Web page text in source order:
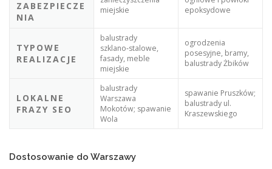
ZABEZPIECZE
NIA
miejskie
epoksydowe
TYPOWE
REALIZACJE
balustrady
szklano‑stalowe,
fasady, meble
miejskie
ogrodzenia
posesyjne, bramy,
balustrady Żbików
LOKALNE
FRAZY SEO
balustrady
Warszawa
Mokotów; spawanie
Wola
spawanie Pruszków;
balustrady ul.
Kraszewskiego
Dostosowanie do Warszawy